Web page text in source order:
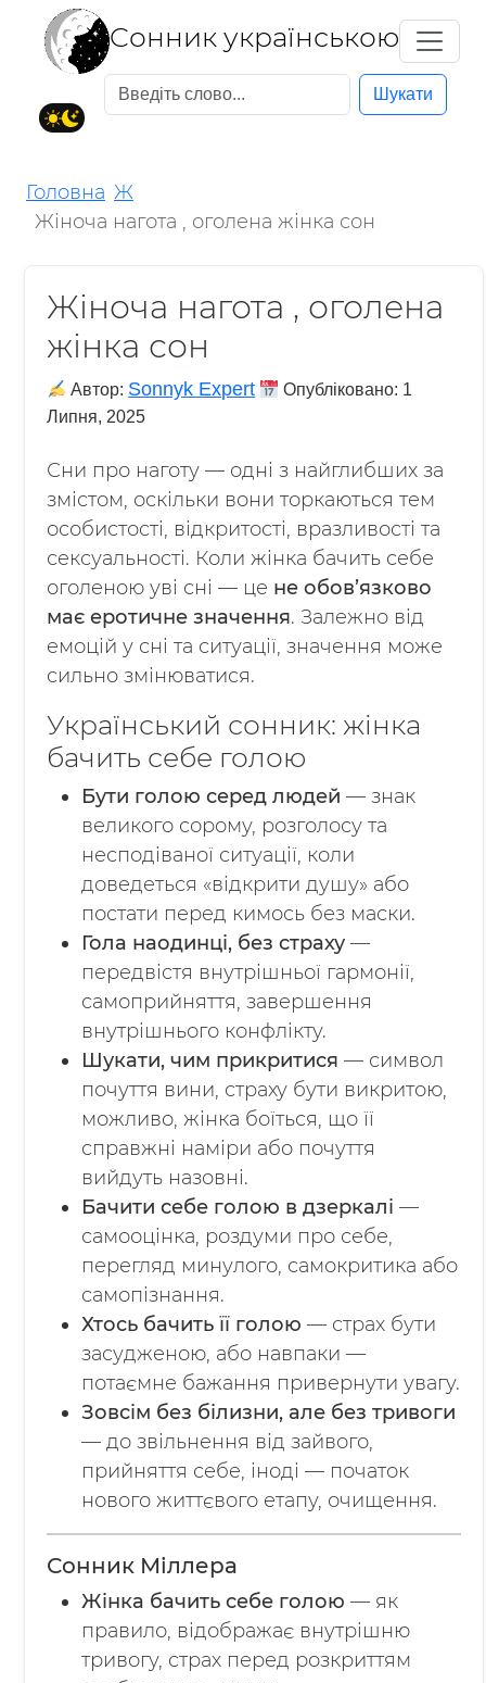
Cонник українською
Шукати
Головна Ж
Жіноча нагота , оголена жінка сон
Жіноча нагота , оголена
жінка сон
Автор: Sonnyk Expert Опубліковано: 1
Липня, 2025
Сни про наготу — одні з найглибших за
змістом, оскільки вони торкаються тем
особистості, відкритості, вразливості та
сексуальності. Коли жінка бачить себе
оголеною уві сні — це не обов’язково
має еротичне значення. Залежно від
емоцій у сні та ситуації, значення може
сильно змінюватися.
Український сонник: жінка
бачить себе голою
Бути голою серед людей — знак
великого сорому, розголосу та
несподіваної ситуації, коли
доведеться «відкрити душу» або
постати перед кимось без маски.
Гола наодинці, без страху —
передвістя внутрішньої гармонії,
самоприйняття, завершення
внутрішнього конфлікту.
Шукати, чим прикритися — символ
почуття вини, страху бути викритою,
можливо, жінка боїться, що її
справжні наміри або почуття
вийдуть назовні.
Бачити себе голою в дзеркалі —
самооцінка, роздуми про себе,
перегляд минулого, самокритика або
самопізнання.
Хтось бачить її голою — страх бути
засудженою, або навпаки —
потаємне бажання привернути увагу.
Зовсім без білизни, але без тривоги
— до звільнення від зайвого,
прийняття себе, іноді — початок
нового життєвого етапу, очищення.
Сонник Міллера
Жінка бачить себе голою — як
правило, відображає внутрішню
тривогу, страх перед розкриттям